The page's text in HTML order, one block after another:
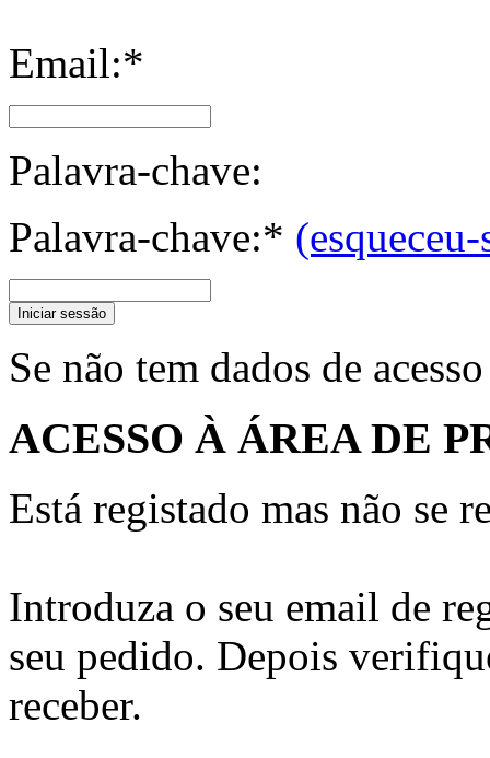
Email:*
Palavra-chave:
Palavra-chave:* (esqueceu-
Iniciar sessão
Se não tem dados de
ACESSO À ÁREA DE
Está registado mas não se
Introduza o seu email de
seu pedido. Depois
receber.